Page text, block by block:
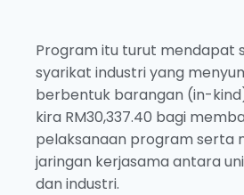
Program itu turut mendapat
syarikat industri yang
berbentuk barangan (in-
kira RM30,337.40 bagi
pelaksanaan program serta
jaringan kerjasama antara
dan industri.